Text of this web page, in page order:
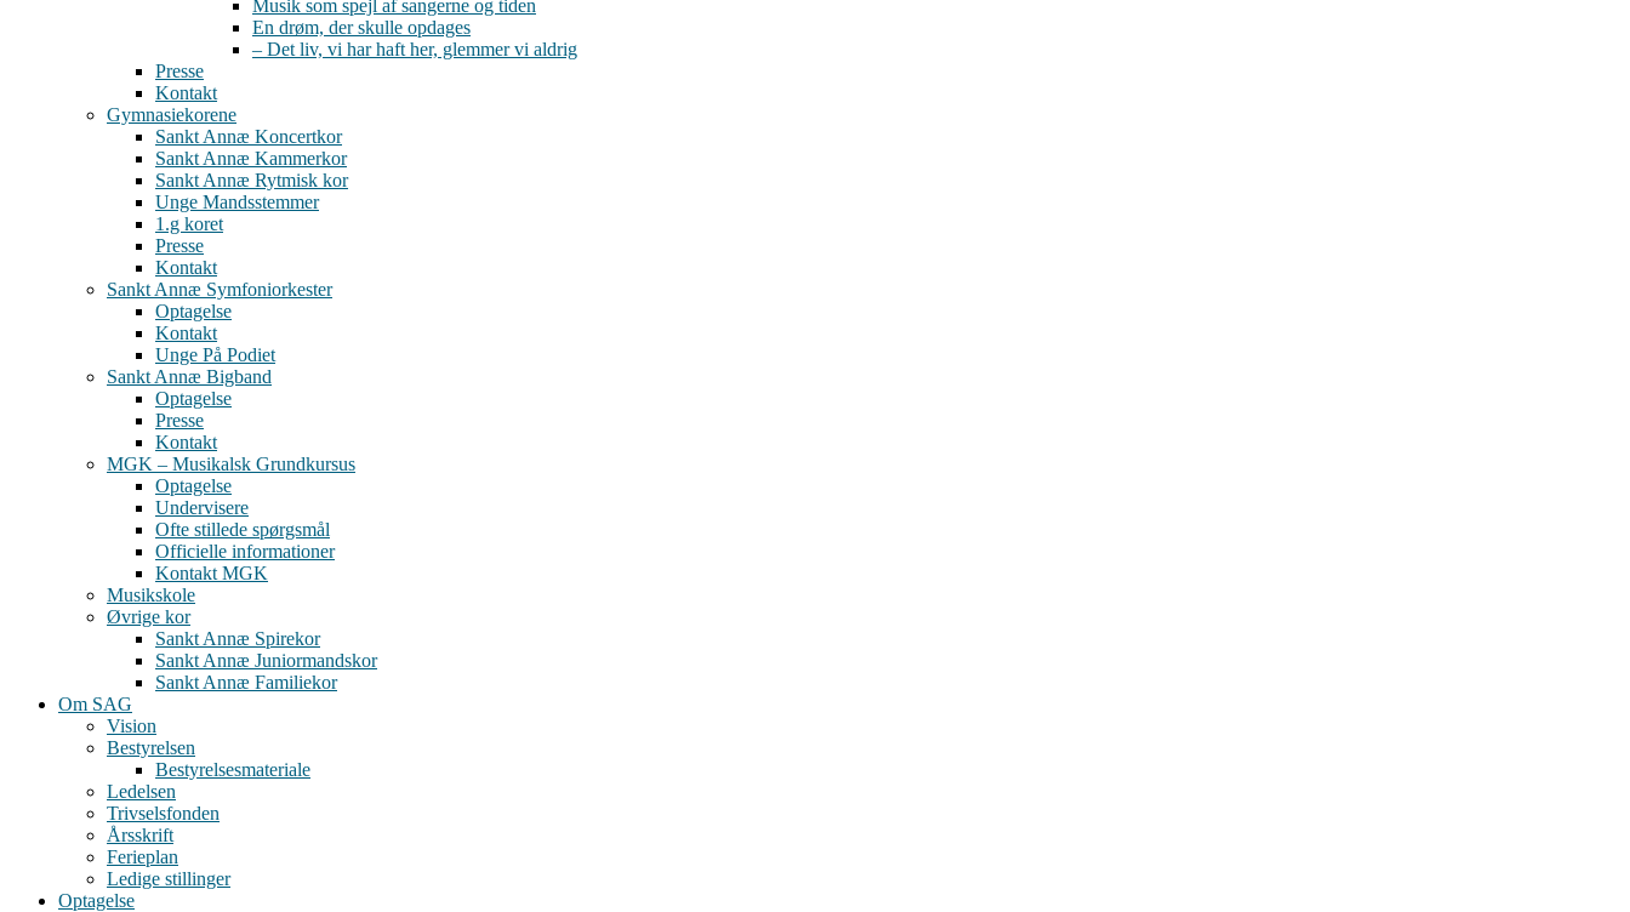
Musik som spejl af sangerne og tiden
En drøm, der skulle opdages
– Det liv, vi har haft her, glemmer vi aldrig
Presse
Kontakt
Gymnasiekorene
Sankt Annæ Koncertkor
Sankt Annæ Kammerkor
Sankt Annæ Rytmisk kor
Unge Mandsstemmer
1.g koret
Presse
Kontakt
Sankt Annæ Symfoniorkester
Optagelse
Kontakt
Unge På Podiet
Sankt Annæ Bigband
Optagelse
Presse
Kontakt
MGK – Musikalsk Grundkursus
Optagelse
Undervisere
Ofte stillede spørgsmål
Officielle informationer
Kontakt MGK
Musikskole
Øvrige kor
Sankt Annæ Spirekor
Sankt Annæ Juniormandskor
Sankt Annæ Familiekor
Om SAG
Vision
Bestyrelsen
Bestyrelsesmateriale
Ledelsen
Trivselsfonden
Årsskrift
Ferieplan
Ledige stillinger
Optagelse